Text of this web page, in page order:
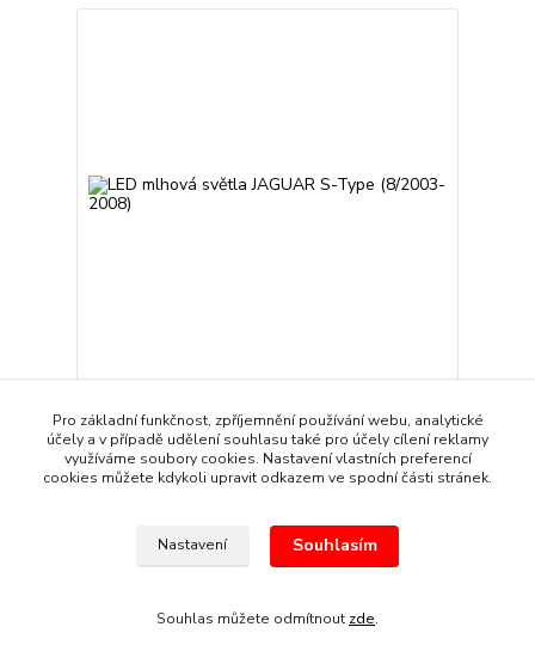
3 039 Kč/sada
2 512 Kčbez DPH Skladem
Přidat do košíku
Pro základní funkčnost, zpříjemnění používání webu, analytické
účely a v případě udělení souhlasu také pro účely cílení reklamy
využíváme soubory cookies. Nastavení vlastních preferencí
cookies můžete kdykoli upravit odkazem ve spodní části stránek.
Nastavení Souhlasím
Souhlas můžete odmítnout zde.